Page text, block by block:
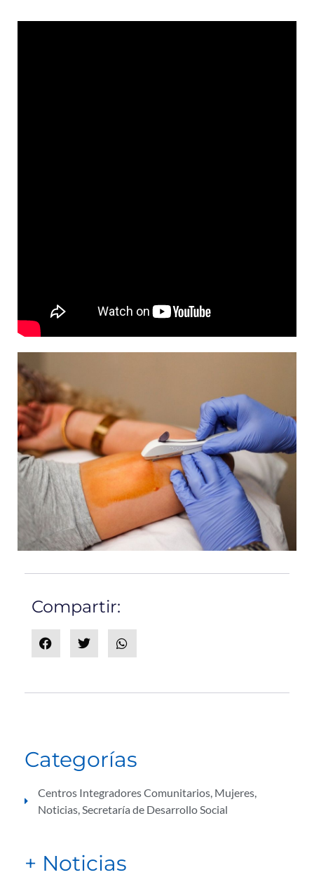
Compartir:
Categorías
Centros Integradores Comunitarios Mujeres
Noticias Secretaría de Desarrollo Social
+ Noticias